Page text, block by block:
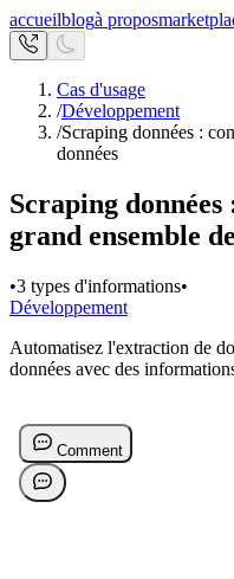
accueilblogà propos
Cas d'usage
/Développement
/Scraping données :
données
Scraping
grand ensemble
•3 types d'informations•
Développement
Automatisez l'extraction de
données avec des